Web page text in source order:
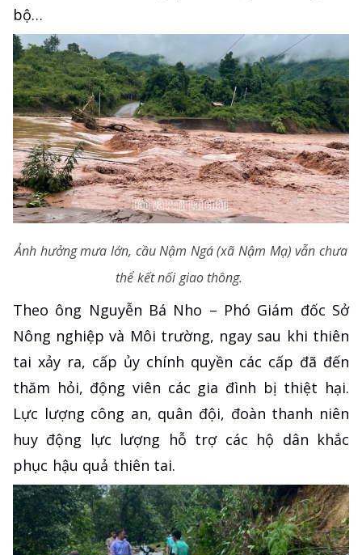
bộ…
Ảnh hưởng mưa lớn, cầu Nậm Ngá (xã Nậm Mạ) vẫn chưa
thể kết nối giao thông.
Theo ông Nguyễn Bá Nho – Phó Giám đốc Sở
Nông nghiệp và Môi trường, ngay sau khi thiên
tai xảy ra, cấp ủy chính quyền các cấp đã đến
thăm hỏi, động viên các gia đình bị thiệt hại.
Lực lượng công an, quân đội, đoàn thanh niên
huy động lực lượng hỗ trợ các hộ dân khắc
phục hậu quả thiên tai.